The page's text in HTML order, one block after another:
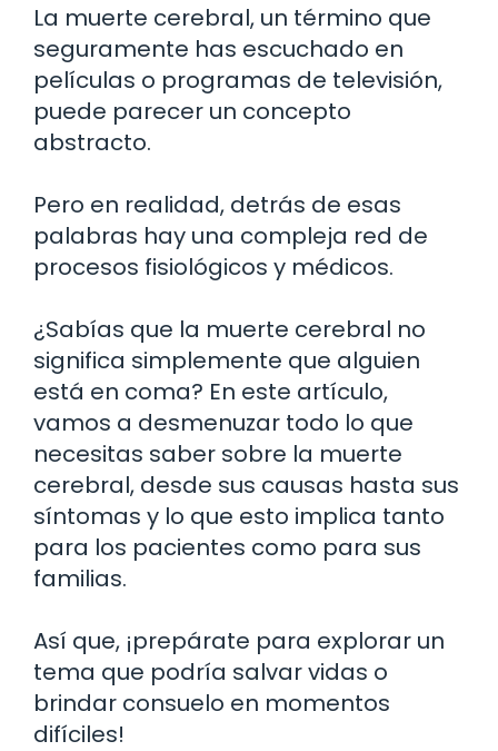
La muerte cerebral, un término que
seguramente has escuchado en
películas o programas de televisión,
puede parecer un concepto
abstracto.
Pero en realidad, detrás de esas
palabras hay una compleja red de
procesos fisiológicos y médicos.
¿Sabías que la muerte cerebral no
significa simplemente que alguien
está en coma? En este artículo,
vamos a desmenuzar todo lo que
necesitas saber sobre la muerte
cerebral, desde sus causas hasta sus
síntomas y lo que esto implica tanto
para los pacientes como para sus
familias.
Así que, ¡prepárate para explorar un
tema que podría salvar vidas o
brindar consuelo en momentos
difíciles!